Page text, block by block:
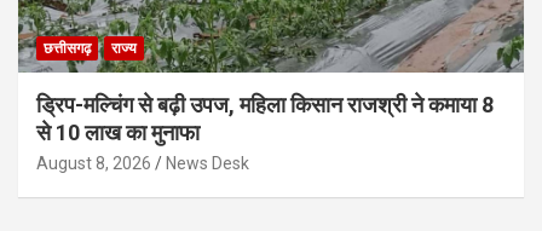
छत्तीसगढ़ राज्य
ड्रिप-मल्चिंग से बढ़ी उपज, महिला किसान राजश्री ने कमाया 8
से 10 लाख का मुनाफा
August 8, 2026 News Desk